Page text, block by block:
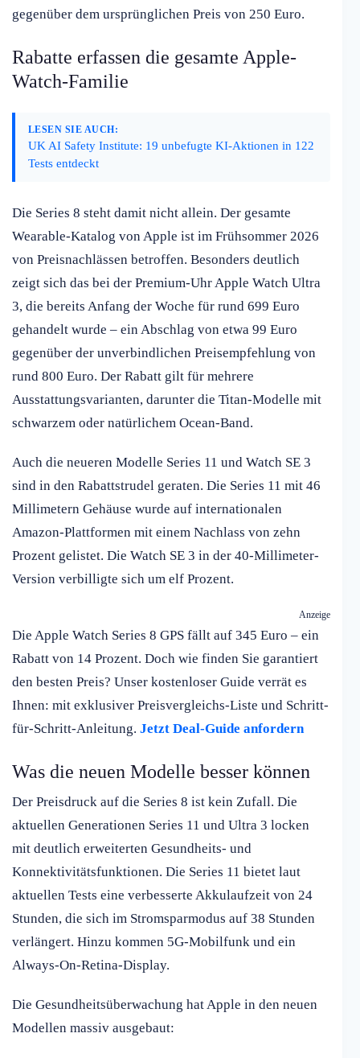
gegenüber dem ursprünglichen Preis von 250 Euro.
Rabatte erfassen die gesamte Apple-
Watch-Familie
LESEN SIE AUCH:
UK AI Safety Institute: 19 unbefugte KI-Aktionen in 122
Tests entdeckt
Die Series 8 steht damit nicht allein. Der gesamte
Wearable-Katalog von Apple ist im Frühsommer 2026
von Preisnachlässen betroffen. Besonders deutlich
zeigt sich das bei der Premium-Uhr Apple Watch Ultra
3, die bereits Anfang der Woche für rund 699 Euro
gehandelt wurde – ein Abschlag von etwa 99 Euro
gegenüber der unverbindlichen Preisempfehlung von
rund 800 Euro. Der Rabatt gilt für mehrere
Ausstattungsvarianten, darunter die Titan-Modelle mit
schwarzem oder natürlichem Ocean-Band.
Auch die neueren Modelle Series 11 und Watch SE 3
sind in den Rabattstrudel geraten. Die Series 11 mit 46
Millimetern Gehäuse wurde auf internationalen
Amazon-Plattformen mit einem Nachlass von zehn
Prozent gelistet. Die Watch SE 3 in der 40-Millimeter-
Version verbilligte sich um elf Prozent.
Anzeige
Die Apple Watch Series 8 GPS fällt auf 345 Euro – ein
Rabatt von 14 Prozent. Doch wie finden Sie garantiert
den besten Preis? Unser kostenloser Guide verrät es
Ihnen: mit exklusiver Preisvergleichs-Liste und Schritt-
für-Schritt-Anleitung. Jetzt Deal-Guide anfordern
Was die neuen Modelle besser können
Der Preisdruck auf die Series 8 ist kein Zufall. Die
aktuellen Generationen Series 11 und Ultra 3 locken
mit deutlich erweiterten Gesundheits- und
Konnektivitätsfunktionen. Die Series 11 bietet laut
aktuellen Tests eine verbesserte Akkulaufzeit von 24
Stunden, die sich im Stromsparmodus auf 38 Stunden
verlängert. Hinzu kommen 5G-Mobilfunk und ein
Always-On-Retina-Display.
Die Gesundheitsüberwachung hat Apple in den neuen
Modellen massiv ausgebaut: